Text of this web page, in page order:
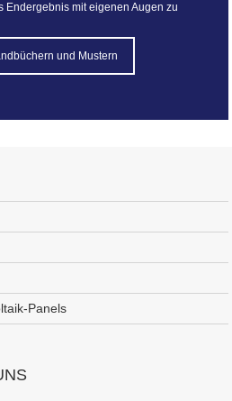
Endergebnis mit eigenen Augen zu
und Mustern
Panels